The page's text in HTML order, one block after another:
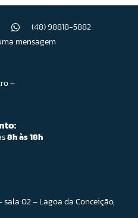
(48) 98818-5882
mensagem
–
8h às 18h
02 – Lagoa da Conceição,